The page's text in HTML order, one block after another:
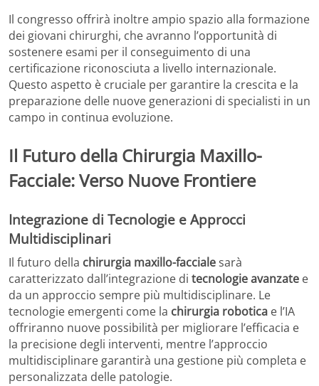
Il congresso offrirà inoltre ampio spazio alla formazione
dei giovani chirurghi, che avranno l’opportunità di
sostenere esami per il conseguimento di una
certificazione riconosciuta a livello internazionale.
Questo aspetto è cruciale per garantire la crescita e la
preparazione delle nuove generazioni di specialisti in un
campo in continua evoluzione.
Il Futuro della Chirurgia Maxillo-
Facciale: Verso Nuove Frontiere
Integrazione di Tecnologie e Approcci
Multidisciplinari
Il futuro della chirurgia maxillo-faccialesarà
caratterizzato dall’integrazione di tecnologie avanzate e
da un approccio sempre più multidisciplinare. Le
tecnologie emergenti come la chirurgia robotica e l’IA
offriranno nuove possibilità per migliorare l’efficacia e
la precisione degli interventi, mentre l’approccio
multidisciplinare garantirà una gestione più completa e
personalizzata delle patologie.